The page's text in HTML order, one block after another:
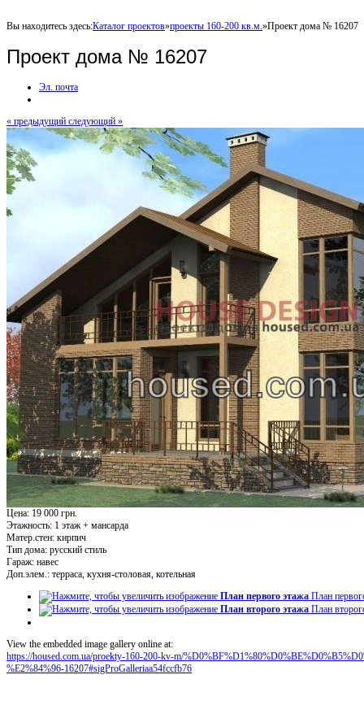
Вы находитесь здесь:Каталог проектов»проекты 160-200 кв.м. »Проект дома № 16207
Проект дома № 16207
Эл. почта
« предыдущий следующий »
Цена: 19 000 грн.
Этажность: 1 этаж + мансарда
Матер.стен: кирпич
Тип дома: русский стиль
Гараж: навес
Доп.элем.: терраса, кухня-столовая, котельная
План первого этажа План
План второго этажа План
View the embedded image gallery online at:
https://housed.com.ua/proekty-160-200-kv-m/
%E2%84%96-16207#sigProGalleriaa54fccfb76